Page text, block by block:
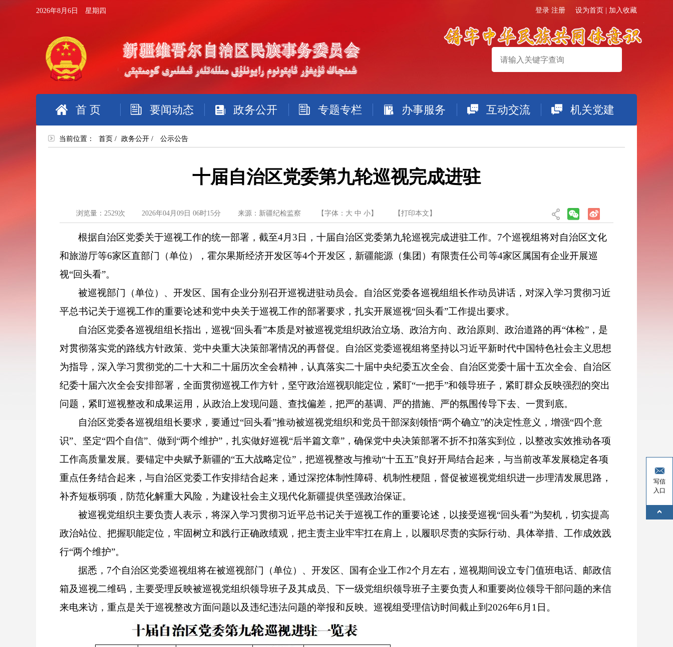
2026年8月6日 星期四 设为首页 加入收藏
登录 注册
搜索
首 页 要闻动态 政务公开 专题专栏 办事服务 互动交流 机关党建
当前位置： 首页 / 政务公开 / 公示公告
十届自治区党委第九轮巡视完成进驻
浏览量：2529次 2026年04月09日 06时15分 来源：新疆纪检监察 【字体： 大 中 小】 【 打印本文 】
根据自治区党委关于巡视工作的统一部署，截至4月3日，十届自治区党委第九轮巡视完成进驻工作。7个巡视组将对自治区文化
和旅游厅等6家区直部门（单位），霍尔果斯经济开发区等4个开发区，新疆能源（集团）有限责任公司等4家区属国有企业开展巡
视“回头看”。
被巡视部门（单位）、开发区、国有企业分别召开巡视进驻动员会。自治区党委各巡视组组长作动员讲话，对深入学习贯彻习近
平总书记关于巡视工作的重要论述和党中央关于巡视工作的部署要求，扎实开展巡视“回头看”工作提出要求。
自治区党委各巡视组组长指出，巡视“回头看”本质是对被巡视党组织政治立场、政治方向、政治原则、政治道路的再“体检”，是
对贯彻落实党的路线方针政策、党中央重大决策部署情况的再督促。自治区党委巡视组将坚持以习近平新时代中国特色社会主义思想
为指导，深入学习贯彻党的二十大和二十届历次全会精神，认真落实二十届中央纪委五次全会、自治区党委十届十五次全会、自治区
纪委十届六次全会安排部署，全面贯彻巡视工作方针，坚守政治巡视职能定位，紧盯“一把手”和领导班子，紧盯群众反映强烈的突出
问题，紧盯巡视整改和成果运用，从政治上发现问题、查找偏差，把严的基调、严的措施、严的氛围传导下去、一贯到底。
自治区党委各巡视组组长要求，要通过“回头看”推动被巡视党组织和党员干部深刻领悟“两个确立”的决定性意义，增强“四个意
识”、坚定“四个自信”、做到“两个维护”，扎实做好巡视“后半篇文章”，确保党中央决策部署不折不扣落实到位，以整改实效推动各项
工作高质量发展。要锚定中央赋予新疆的“五大战略定位”，把巡视整改与推动“十五五”良好开局结合起来，与当前改革发展稳定各项
重点任务结合起来，与自治区党委工作安排结合起来，通过深挖体制性障碍、机制性梗阻，督促被巡视党组织进一步理清发展思路，
补齐短板弱项，防范化解重大风险，为建设社会主义现代化新疆提供坚强政治保证。
被巡视党组织主要负责人表示，将深入学习贯彻习近平总书记关于巡视工作的重要论述，以接受巡视“回头看”为契机，切实提高
政治站位、把握职能定位，牢固树立和践行正确政绩观，把主责主业牢牢扛在肩上，以履职尽责的实际行动、具体举措、工作成效践
行“两个维护”。
据悉，7个自治区党委巡视组将在被巡视部门（单位）、开发区、国有企业工作2个月左右，巡视期间设立专门值班电话、邮政信
箱及巡视二维码，主要受理反映被巡视党组织领导班子及其成员、下一级党组织领导班子主要负责人和重要岗位领导干部问题的来信
来电来访，重点是关于巡视整改方面问题以及违纪违法问题的举报和反映。巡视组受理信访时间截止到2026年6月1日。
写信
入口